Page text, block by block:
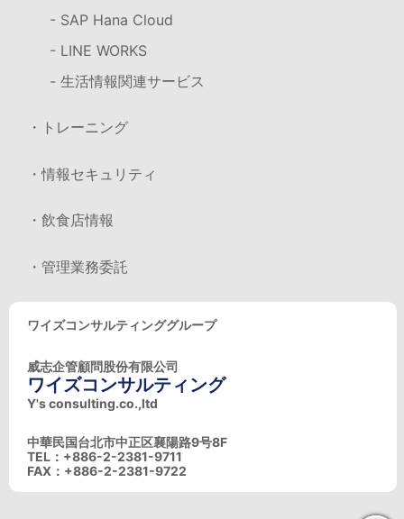
- SAP Hana Cloud
- LINE WORKS
- 生活情報関連サービス
・トレーニング
・情報セキュリティ
・飲食店情報
・管理業務委託
ワイズコンサルティンググループ
威志企管顧問股份有限公司
ワイズコンサルティング
Y's consulting.co.,ltd
中華民国台北市中正区襄陽路9号8F
TEL：+886-2-2381-9711
FAX：+886-2-2381-9722